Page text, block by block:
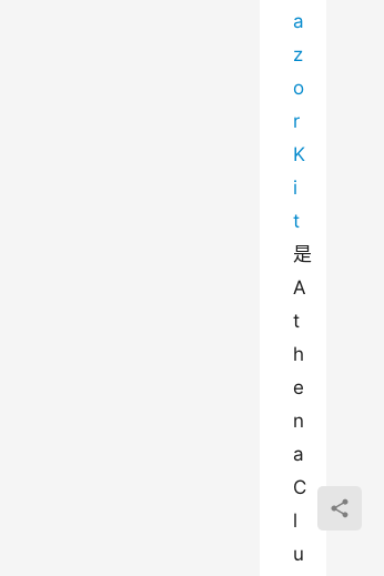
a
z
o
r
K
i
t
是
A
t
h
e
n
a
C
l
u